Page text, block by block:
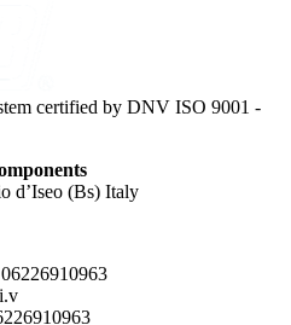
certified by DNV ISO 9001 -
d’Iseo (Bs) Italy